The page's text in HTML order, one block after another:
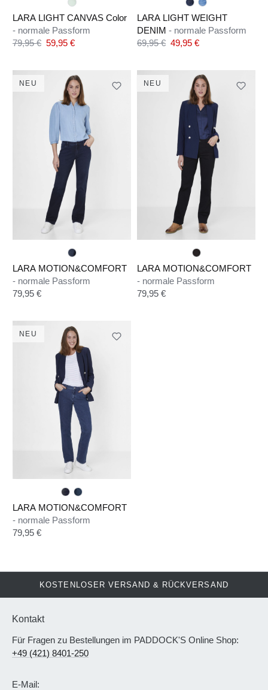
LARA LIGHT CANVAS Color
- normale Passform
Verkaufspreis:
59,95 €
Regulärer Preis:
79,95 €
LARA LIGHT WEIGHT
DENIM - normale Passform
Verkaufspreis:
49,95 €
Regulärer Preis:
69,95 €
NEU
LARA MOTION&COMFORT
- normale Passform
Regulärer Preis:
79,95 €
NEU
LARA MOTION&COMFORT
- normale Passform
Regulärer Preis:
79,95 €
NEU
LARA MOTION&COMFORT
- normale Passform
Regulärer Preis:
79,95 €
KOSTENLOSER VERSAND & RÜCKVERSAND
Kontakt
Für Fragen zu Bestellungen im PADDOCK'S Online Shop:
+49 (421) 8401-250
E-Mail: